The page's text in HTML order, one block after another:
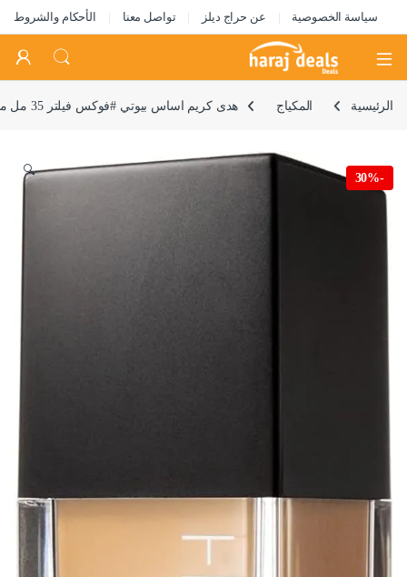
سياسة الخصوصية عن حراج ديلز تواصل معنا الأحكام والشروط
Open
الرئيسية المكياج هدى كريم اساس بيوتي #فوكس فيلتر 35 مل ميلك شيك 100B
-
30%
🔍